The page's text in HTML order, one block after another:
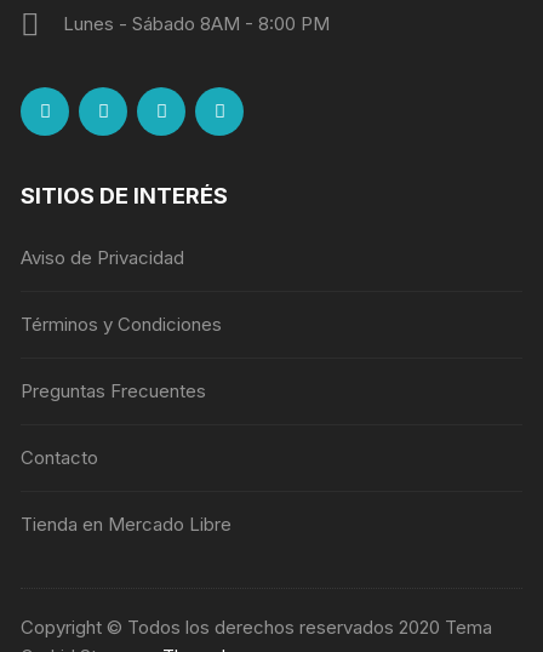
Lunes - Sábado 8AM - 8:00 PM
SITIOS DE INTERÉS
Aviso de Privacidad
Términos y Condiciones
Preguntas Frecuentes
Contacto
Tienda en Mercado Libre
Copyright © Todos los derechos reservados 2020 Tema